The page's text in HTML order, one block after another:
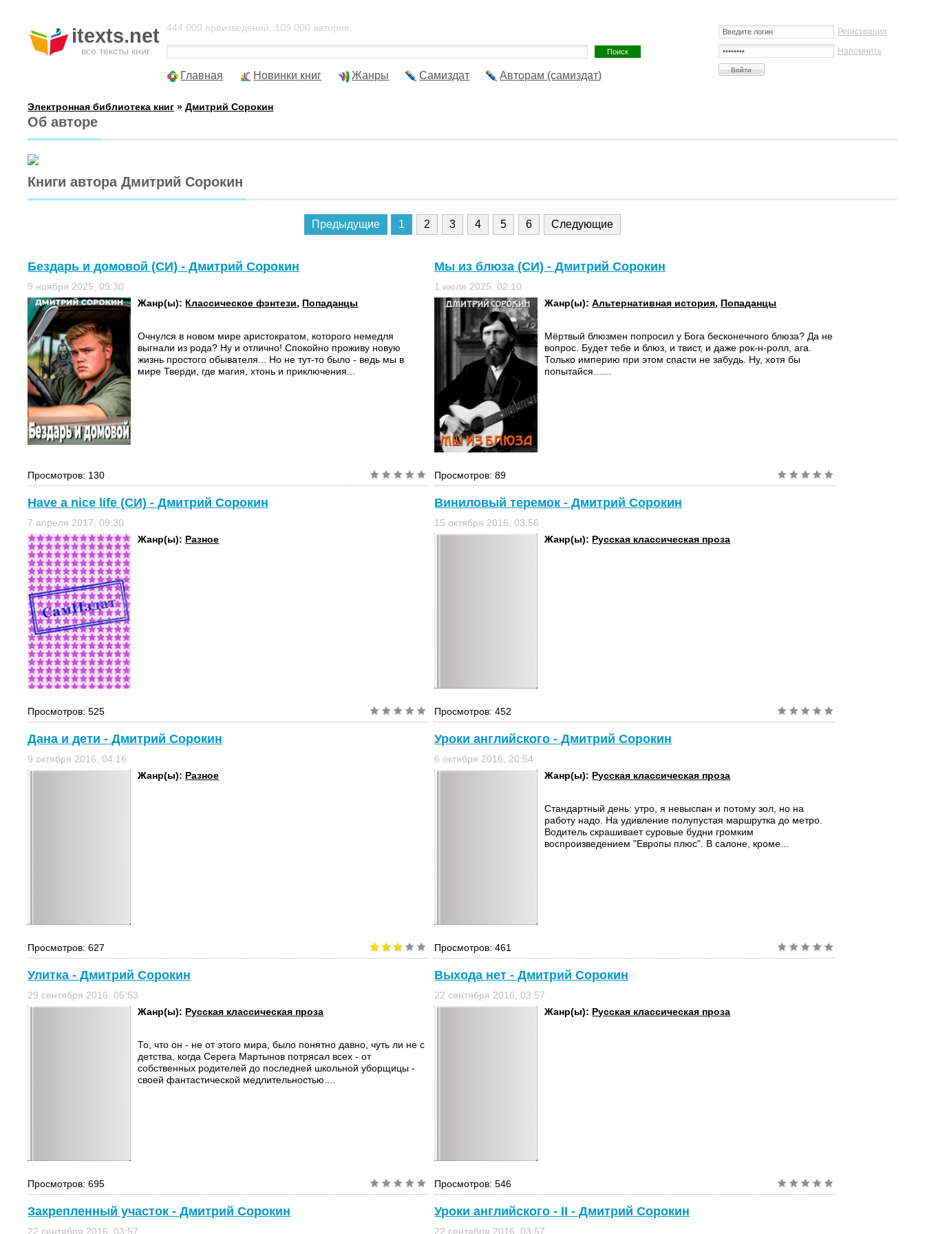
itexts.net
все тексты книг
Регистрация
Напомнить
444 000 произведений, 109 000 авторов.
Главная Новинки книг Жанры Самиздат Авторам (самиздат)
Электронная библиотека книг »Дмитрий Сорокин
Об авторе
Книги автора Дмитрий Сорокин
Предыдущие 1 2 3 4 5 6 Следующие
Бездарь и домовой (СИ) - Дмитрий Сорокин
9 ноября 2025, 09:30
Жанр(ы): Классическое фэнтези, Попаданцы
Очнулся в новом мире аристократом, которого немедля
выгнали из рода? Ну и отлично! Спокойно проживу новую
жизнь простого обывателя... Но не тут-то было - ведь мы в
мире Тверди, где магия, хтонь и приключения...
Просмотров: 130
Мы из блюза (СИ) - Дмитрий Сорокин
1 июля 2025, 02:10
Жанр(ы):Альтернативная история, Попаданцы
Мёртвый блюзмен попросил у Бога бесконечного блюза? Да не
вопрос. Будет тебе и блюз, и твист, и даже рок-н-ролл, ага.
Только империю при этом спасти не забудь. Ну, хотя бы
попытайся…...
Просмотров: 89
Have a nice life (СИ) - Дмитрий Сорокин
7 апреля 2017, 09:30
Жанр(ы): Разное
Просмотров: 525
Виниловый теремок - Дмитрий Сорокин
15 октября 2016, 03:56
Жанр(ы): Русская классическая проза
Просмотров: 452
Дана и дети - Дмитрий Сорокин
9 октября 2016, 04:16
Жанр(ы): Разное
Просмотров: 627
Уроки английского - Дмитрий Сорокин
6 октября 2016, 20:54
Жанр(ы): Русская классическая проза
Стандартный день: утро, я невыспан и потому зол, но на
работу надо. На удивление полупустая маршрутка до метро.
Водитель скрашивает суровые будни громким
воспроизведением "Европы плюс". В салоне, кроме...
Просмотров: 461
Улитка - Дмитрий Сорокин
29 сентября 2016, 05:53
Жанр(ы): Русская классическая проза
То, что он - не от этого мира, было понятно давно, чуть ли не с
детства, когда Серега Мартынов потрясал всех - от
собственных родителей до последней школьной уборщицы -
своей фантастической медлительностью....
Просмотров: 695
Выхода нет - Дмитрий Сорокин
22 сентября 2016, 03:57
Жанр(ы): Русская классическая проза
Просмотров: 546
Закрепленный участок - Дмитрий Сорокин
22 сентября 2016, 03:57
Уроки английского - II - Дмитрий Сорокин
22 сентября 2016, 03:57